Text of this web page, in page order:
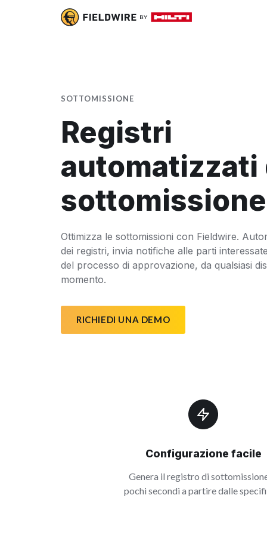
SOTTOMISSIONE
Registri
automatizzati
sottomissione
Ottimizza le sottomissioni con Fieldwire.
dei registri, invia notifiche alle parti
del processo di approvazione, da qualsiasi
momento.
RICHIEDI UNA DEMO
Configurazione facile
Genera il registro di
pochi secondi a partire dalle